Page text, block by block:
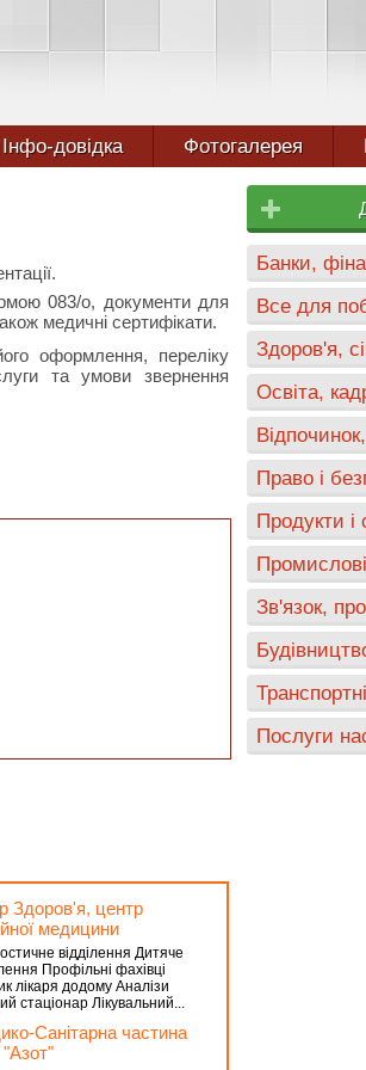
Інфо-довідка Фотогалерея
083/о, документи для
медичні сертифікати.
оформлення, переліку
та умови звернення
Здоров'я, центр
медицини
відділення Дитяче
Профільні фахівці
лікаря додому Аналізи
стаціонар Лікувальний...
Санітарна частина
Банки,
Все для
Здоров'я,
Освіта,
Право і
Продукти і
Зв'язок,
Послуги